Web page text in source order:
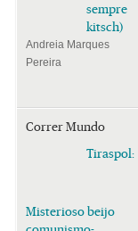
sempre
kitsch)
Andreia Marques
Pereira
Correr Mundo
Tiraspol:
Misterioso beijo